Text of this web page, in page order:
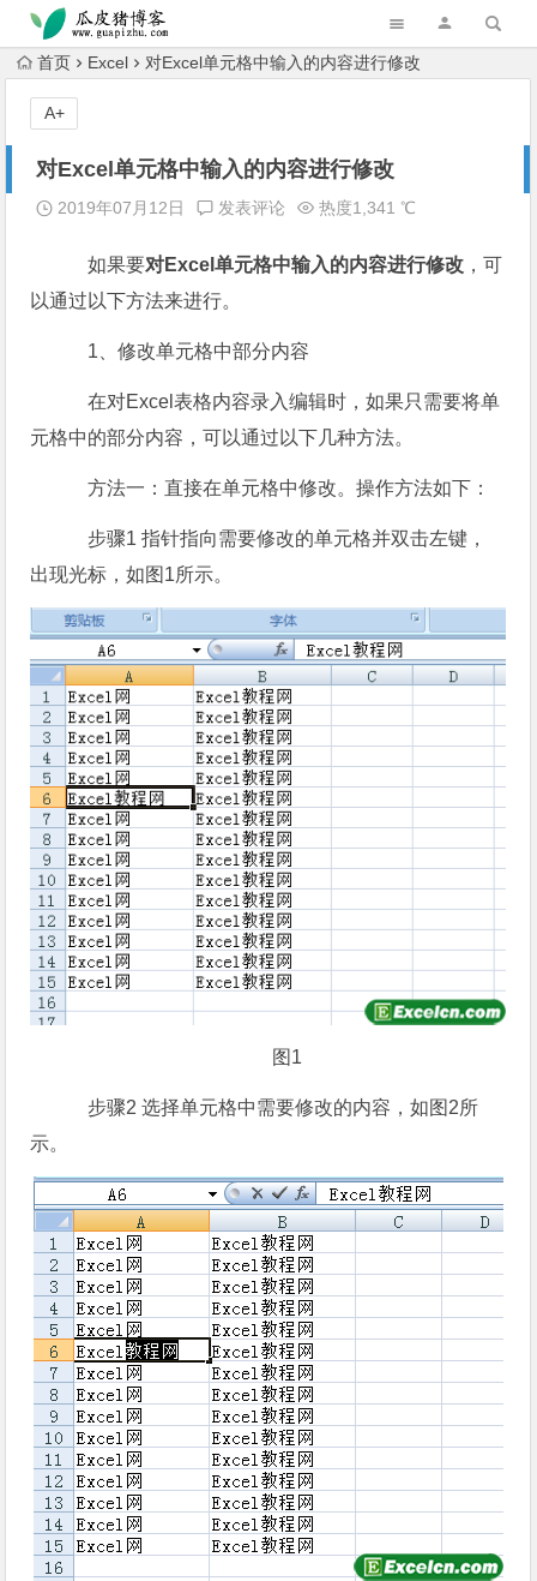
跳转到主内容
首页 Excel 对Excel单元格中输入的内容进行修改
对Excel单元格中输入的内容进行修改
2019年07月12日 发表评论 热度1,341 ℃
如果要对Excel单元格中输入的内容进行修改 ，可
以通过以下方法来进行。
1、修改单元格中部分内容
在对Excel表格内容录入编辑时，如果只需要将单
元格中的部分内容，可以通过以下几种方法。
方法一：直接在单元格中修改。操作方法如下：
步骤1 指针指向需要修改的单元格并双击左键，
出现光标，如图1所示。
图1
步骤2 选择单元格中需要修改的内容，如图2所
示。
A+